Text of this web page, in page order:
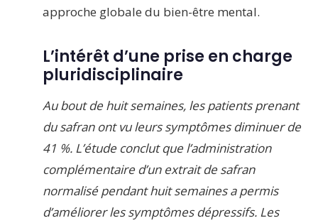
approche globale du bien-être mental.
L’intérêt d’une prise en charge
pluridisciplinaire
Au bout de huit semaines, les patients prenant
du safran ont vu leurs symptômes diminuer de
41 %. L’étude conclut que l’administration
complémentaire d’un extrait de safran
normalisé pendant huit semaines a permis
d’améliorer les symptômes dépressifs. Les